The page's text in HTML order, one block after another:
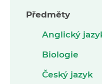
Předměty
Anglický
Biologie
Český jazyk